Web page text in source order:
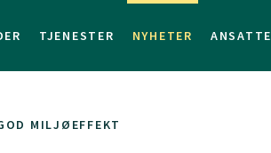
TJENESTER NYHETER ANSATTE
MILJØEFFEKT